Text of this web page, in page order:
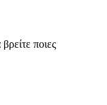
ποιες